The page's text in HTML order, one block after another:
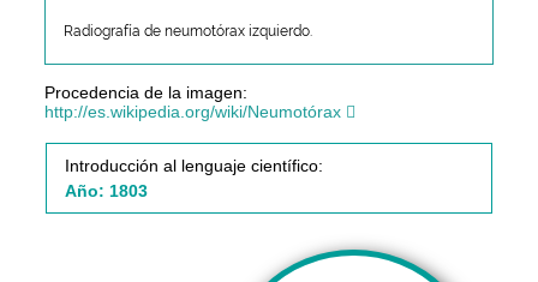
Radiografía de neumotórax izquierdo.
Procedencia de la imagen:
http://es.wikipedia.org/wiki/Neumotórax
Introducción al lenguaje científico:
Año: 1803